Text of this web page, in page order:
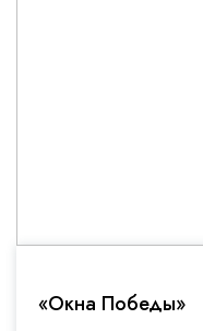
«Окна Победы»